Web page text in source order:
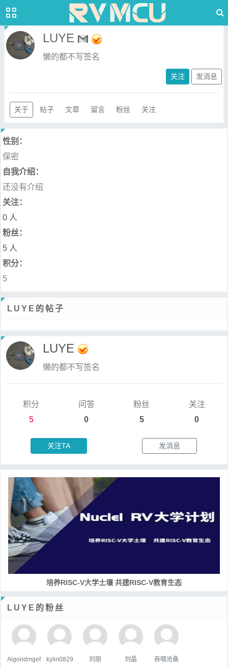
LUYE
懒的都不写签名
关注 发消息
关于 帖子 文章 留言 粉丝 关注
性别：
保密
自我介绍：
还没有介绍
关注：
0 人
粉丝：
5 人
积分：
5
LUYE的帖子
LUYE
懒的都不写签名
积分
5
问答
0
粉丝
5
关注
0
关注TA 发消息
培养RISC-V大学土壤 共建RISC-V教育生态
LUYE的粉丝
Algoridmgef kylin0829 刘丽 刘晶 吞咽沧桑